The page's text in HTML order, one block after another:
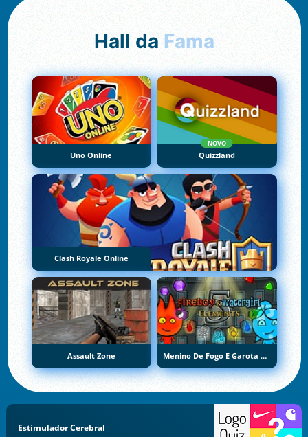
Hall da Fama
Uno Online
NOVO
Quizzland
Clash Royale Online
Assault Zone Menino De Fogo E Garota De Água 5: Elementos
Estimulador Cerebral